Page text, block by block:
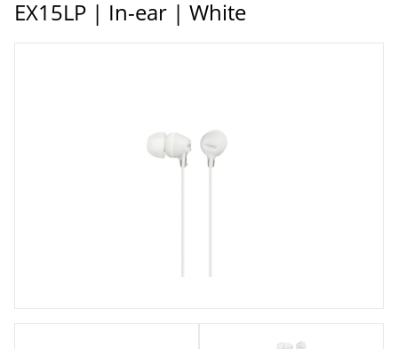
EX15LP | In-ear | White